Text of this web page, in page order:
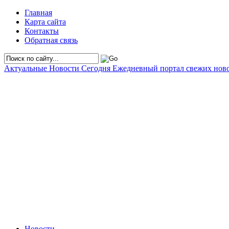
Главная
Карта сайта
Контакты
Обратная связь
Актуальные Новости Сегодня Ежедневный портал свежих